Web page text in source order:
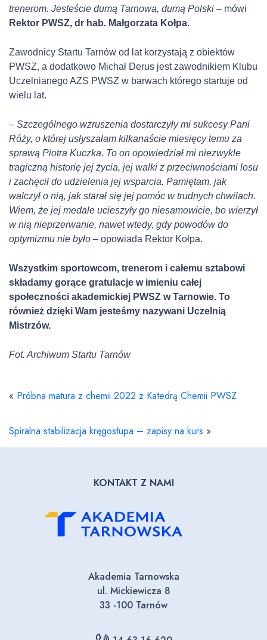
trenerom. Jesteście dumą Tarnowa, dumą Polski – mówi
Rektor PWSZ, dr hab. Małgorzata Kołpa.
Zawodnicy Startu Tarnów od lat korzystają z obiektów
PWSZ, a dodatkowo Michał Derus jest zawodnikiem Klubu
Uczelnianego AZS PWSZ w barwach którego startuje od
wielu lat.
– Szczególnego wzruszenia dostarczyły mi sukcesy Pani
Róży, o której usłyszałam kilkanaście miesięcy temu za
sprawą Piotra Kuczka. To on opowiedział mi niezwykle
tragiczną historię jej życia, jej walki z przeciwnościami losu
i zachęcił do udzielenia jej wsparcia. Pamiętam, jak
walczył o nią, jak starał się jej pomóc w trudnych chwilach.
Wiem, że jej medale ucieszyły go niesamowicie, bo wierzył
w nią nieprzerwanie, nawet wtedy, gdy powodów do
optymizmu nie było – opowiada Rektor Kołpa.
Wszystkim sportowcom, trenerom i całemu sztabowi
składamy gorące gratulacje w imieniu całej
społeczności akademickiej PWSZ w Tarnowie. To
również dzięki Wam jesteśmy nazywani Uczelnią
Mistrzów.
Fot. Archiwum Startu Tarnów
« Próbna matura z chemii 2022 z Katedrą Chemii PWSZ
Spiralna stabilizacja kręgosłupa – zapisy na kurs »
KONTAKT Z NAMI
Akademia Tarnowska
ul. Mickiewicza 8
33 -100 Tarnów